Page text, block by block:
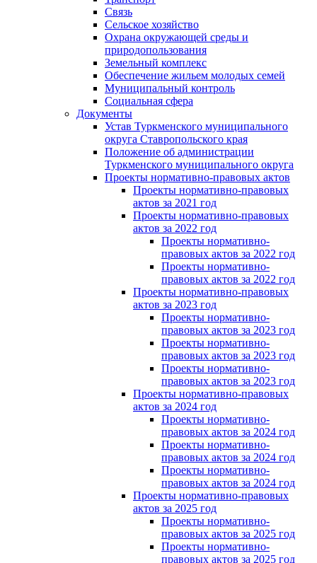
Связь
Сельское хозяйство
Охрана окружающей среды и
природопользования
Земельный комплекс
Обеспечение жильем молодых семей
Муниципальный контроль
Социальная сфера
Документы
Устав Туркменского муниципального
округа Ставропольского края
Положение об администрации
Туркменского муниципального округа
Проекты нормативно-правовых актов
Проекты нормативно-правовых
актов за 2021 год
Проекты нормативно-правовых
актов за 2022 год
Проекты нормативно-
правовых актов за 2022 год
Проекты нормативно-
правовых актов за 2022 год
Проекты нормативно-правовых
актов за 2023 год
Проекты нормативно-
правовых актов за 2023 год
Проекты нормативно-
правовых актов за 2023 год
Проекты нормативно-
правовых актов за 2023 год
Проекты нормативно-правовых
актов за 2024 год
Проекты нормативно-
правовых актов за 2024 год
Проекты нормативно-
правовых актов за 2024 год
Проекты нормативно-
правовых актов за 2024 год
Проекты нормативно-правовых
актов за 2025 год
Проекты нормативно-
правовых актов за 2025 год
Проекты нормативно-
правовых актов за 2025 год